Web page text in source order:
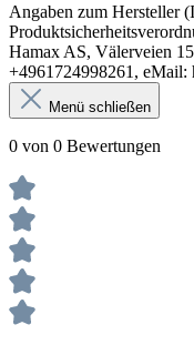
Angaben zum Hersteller
Hamax AS, Välerveien
+4961724998261, eMail:
Menü schließen
0 von 0 Bewertungen